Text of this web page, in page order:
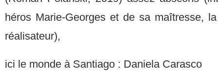
héros Marie-Georges et de sa maîtresse,
réalisateur),
ici le monde à Santiago : Daniela Carasco